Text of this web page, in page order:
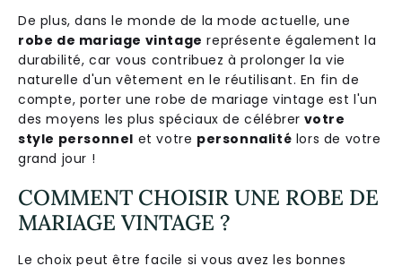
De plus, dans le monde de la mode actuelle, une
robe de mariage vintage représente également la
durabilité, car vous contribuez à prolonger la vie
naturelle d'un vêtement en le réutilisant. En fin de
compte, porter une robe de mariage vintage est l'un
des moyens les plus spéciaux de célébrer votre
style personnel et votre personnalité lors de votre
grand jour !
COMMENT CHOISIR UNE ROBE DE
MARIAGE VINTAGE ?
Le choix peut être facile si vous avez les bonnes